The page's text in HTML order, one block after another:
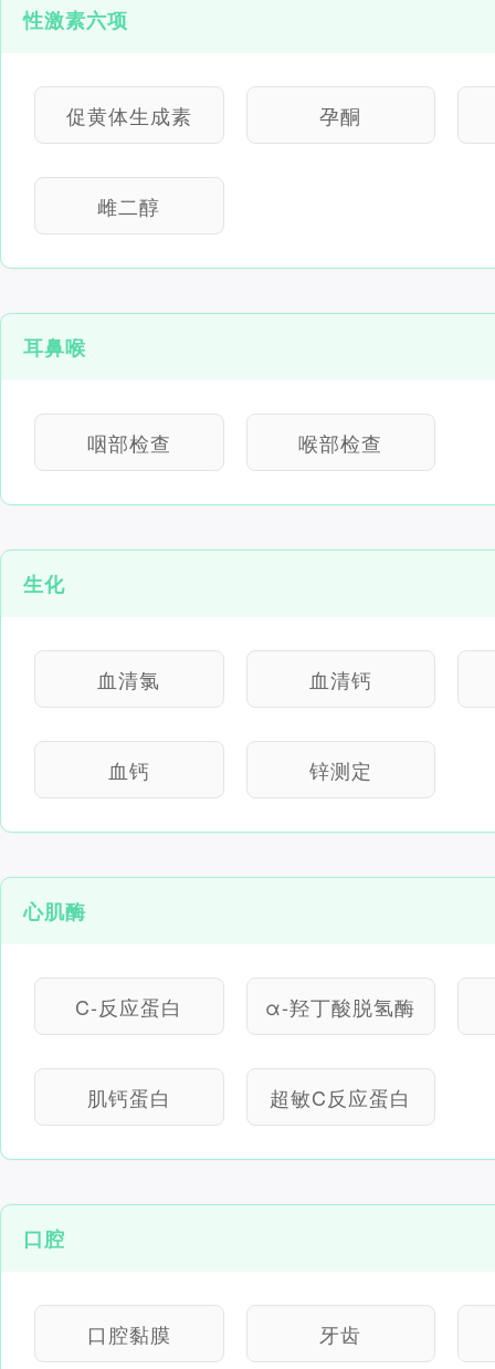
性激素六项
促黄体生成素 孕酮
雌二醇
耳鼻喉
咽部检查 喉部检查
生化
血清氯 血清钙
血钙 锌测定
心肌酶
C-反应蛋白 α-羟丁酸脱氢酶
肌钙蛋白 超敏C反应蛋白
口腔
口腔黏膜 牙齿